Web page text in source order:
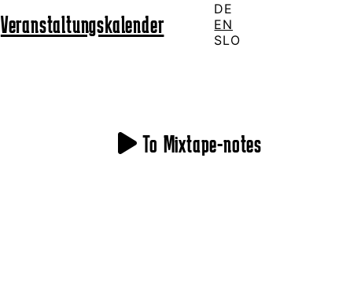
Veranstaltungskalender
DE
EN
SLO
To Mixtape-notes